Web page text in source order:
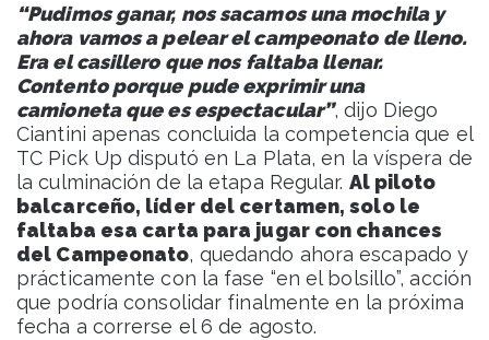
“Pudimos ganar, nos sacamos una mochila y
ahora vamos a pelear el campeonato de lleno.
Era el casillero que nos faltaba llenar.
Contento porque pude exprimir una
camioneta que es espectacular”, dijo Diego
Ciantini apenas concluida la competencia que el
TC Pick Up disputó en La Plata, en la víspera de
la culminación de la etapa Regular. Al piloto
balcarceño, líder del certamen, solo le
faltaba esa carta para jugar con chances
del Campeonato, quedando ahora escapado y
prácticamente con la fase “en el bolsillo”, acción
que podría consolidar finalmente en la próxima
fecha a correrse el 6 de agosto.